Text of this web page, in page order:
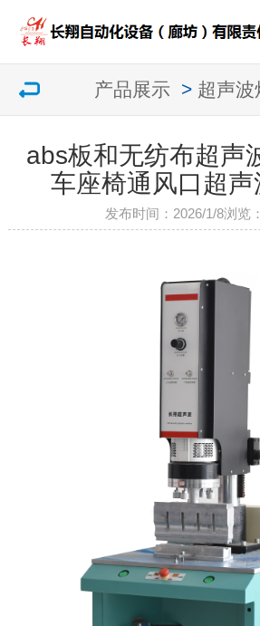
产品展示 > 超声波
abs板和无纺布超声
车座椅通风口超
发布时间：2026/1/8浏览